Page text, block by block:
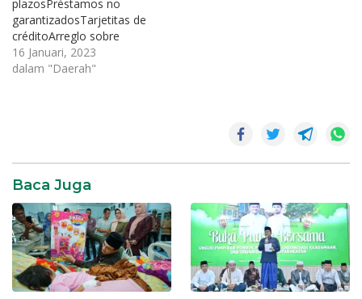
plazosPréstamos no
garantizadosTarjetitas de
créditoArreglo sobre
crédito Las préstamos
amigables son material de
término determinado, cual
significarían preferibles a la
deuda renovable igual que
los invitaciones de crédito.
Los excelentes…
16 Januari, 2023
dalam "Daerah"
Baca Juga